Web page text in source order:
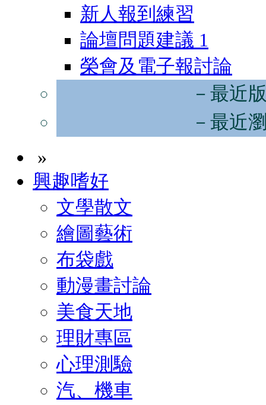
新人報到練習
論壇問題建議 1
榮會及電子報討論
－最近
－最近
»
興趣嗜好
文學散文
繪圖藝術
布袋戲
動漫畫討論
美食天地
理財專區
心理測驗
汽、機車